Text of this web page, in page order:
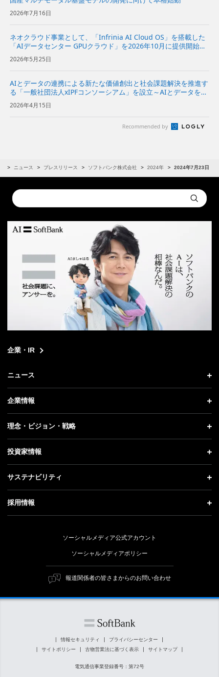
2026年7月16日
ネオクラウド事業として、「Infrinia AI Cloud OS」を搭載した
「AIデータセンター GPUクラウド」を2026年10月に提供開始～
AIモデルの開発から推論、データ処理までの幅広いAIワークロー
ドを効率的かつ柔軟に実行可能～ ...
2026年5月25日
AIとデータの連携による新たな価値創出と社会課題解決を推進す
る「一般社団法人xIPFコンソーシアム」を設立～AIとデータを分
散環境下で安全かつ柔軟に活用できるAIスペースの実現をめざす
～
2026年4月15日
Recommended by
ニュース プレスリリース ソフトバンク株式会社 2024年 2024年7月23日
Conduct
a
Submit
企業・IR
ニュース
ニュース トップ
プレスリリース
更新情報
記者説明会
企業情報
企業情報 トップ
社長メッセージ
事業紹介
ガバナンス
理念・ビジョン・戦略
理念・ビジョン・戦略 トップ
成長戦略「Activate AI for Society」
人材戦略
投資家情報
投資家情報 トップ
経営方針
個人投資家の皆さまへ
株式と社債について
サステナビリティ
サステナビリティ トップ
トップメッセージ
ESG方針・体制
マテリアリティ（重要課題）
ESGの主な取り組み
外部評価・イニシアチブ
採用情報
キャリア採用
障がい者採用
ソーシャルメディア公式アカウント
ソーシャルメディアポリシー
報道関係者の皆さまからのお問い合わせ
情報セキュリティ
プライバシーセンター
サイトポリシー
古物営業法に基づく表示 サイトマップ
電気通信事業登録番号：第72号